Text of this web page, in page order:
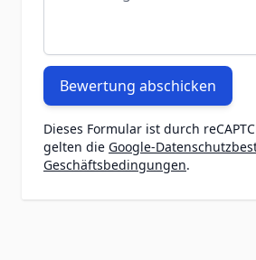
Bewertung abschicken
Dieses Formular ist durch
gelten die Google-
Geschäftsbedingungen.